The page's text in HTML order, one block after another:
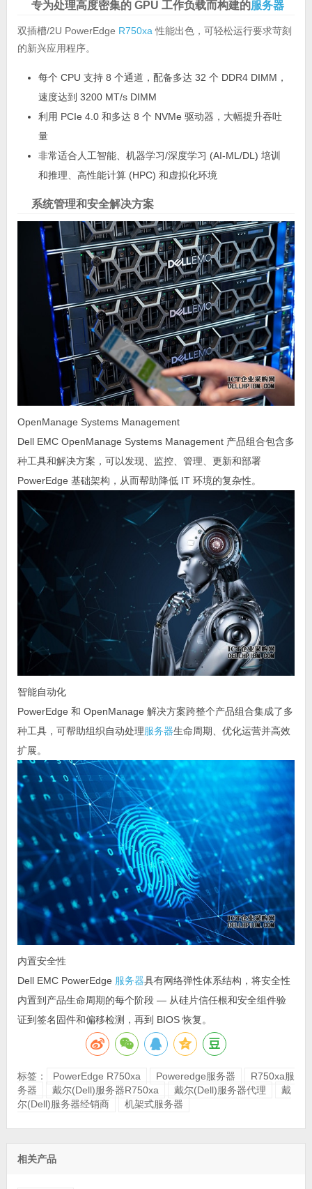
专为处理高度密集的 GPU 工作负载而构建的服务器
双插槽/2U PowerEdge R750xa 性能出色，可轻松运行要求苛刻
的新兴应用程序。
每个 CPU 支持 8 个通道，配备多达 32 个 DDR4 DIMM，
速度达到 3200 MT/s DIMM
利用 PCIe 4.0 和多达 8 个 NVMe 驱动器，大幅提升吞吐
量
非常适合人工智能、机器学习/深度学习 (AI-ML/DL) 培训
和推理、高性能计算 (HPC) 和虚拟化环境
系统管理和安全解决方案
OpenManage Systems Management
Dell EMC OpenManage Systems Management 产品组合包含多
种工具和解决方案，可以发现、监控、管理、更新和部署
PowerEdge 基础架构，从而帮助降低 IT 环境的复杂性。
智能自动化
PowerEdge 和 OpenManage 解决方案跨整个产品组合集成了多
种工具，可帮助组织自动处理服务器生命周期、优化运营并高效
扩展。
内置安全性
Dell EMC PowerEdge 服务器具有网络弹性体系结构，将安全性
内置到产品生命周期的每个阶段 — 从硅片信任根和安全组件验
证到签名固件和偏移检测，再到 BIOS 恢复。
标签： PowerEdge R750xa Poweredge服务器
R750xa服
务器
戴尔(Dell)服务器R750xa 戴尔(Dell)服务器代理
戴
尔(Dell)服务器经销商
机架式服务器
相关产品